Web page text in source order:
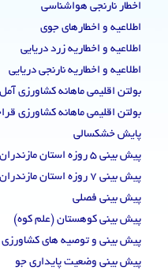
اخطار نارنجی هواشناسی
اطلاعیه و اخطارهای جوی
اطلاعیه و اخطاریه زرد دریایی
اطلاعیه و اخطاریه نارنجی دریایی
بولتن اقلیمی ماهانه کشاورزی آمل
بولتن اقلیمی ماهانه کشاورزی
پایش خشکسالی
پیش بینی 5 روزه استان مازندران با کمینه و بیشینه دما
پیش بینی 7 روزه استان مازندران
پیش بینی فصلی
پیش بینی کوهستان (علم کوه)
پیش بینی و توصیه های کشاورزی
پیش بینی وضعیت پایداری جو